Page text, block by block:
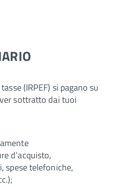
(IRPEF) si pagano su
sottratto dai tuoi
d’acquisto,
spese telefoniche,